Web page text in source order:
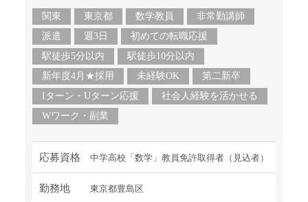
関東 東京都 数学教員
非常勤講師
派遣
週3日
初めての転職応援
駅徒歩5分以内
駅徒歩10分以内
新年度4月★採用
未経験OK
第二新卒
Iターン・Uターン応援
社会人経験を活かせる
Wワーク・副業
応募資格 中学高校「数学」教員免許取得者（見込者）
勤務地 東京都豊島区